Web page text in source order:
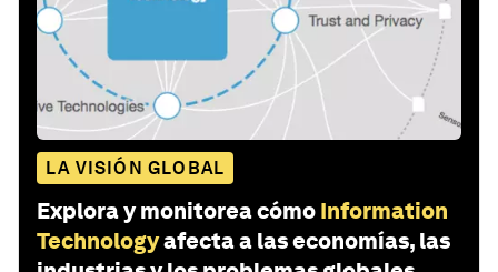
LA VISIÓN GLOBAL
Explora y monitorea cómo Information
Technologyafecta a las economías, las